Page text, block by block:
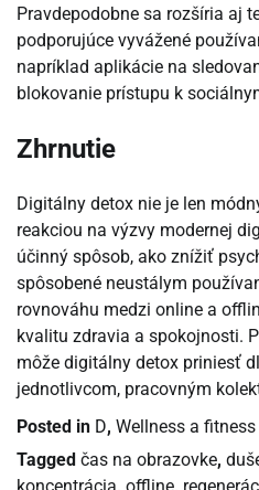
Pravdepodobne sa rozšíria aj
podporujúce vyvážené
napríklad aplikácie na
blokovanie prístupu k
Zhrnutie
Digitálny detox nie je len
reakciou na výzvy modernej
účinný spôsob, ako znížiť
spôsobené neustálym
rovnováhu medzi online a
kvalitu zdravia a spokojnosti.
môže digitálny detox priniesť
jednotlivcom, pracovným
Posted in D, Wellness a fitness
Tagged čas na obrazovke,